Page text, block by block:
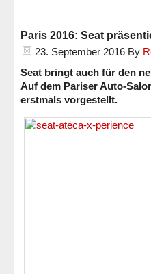
Paris 2016: Seat
23. September 2016 By
Seat bringt auch für den
Auf dem Pariser Auto-
erstmals vorgestellt.